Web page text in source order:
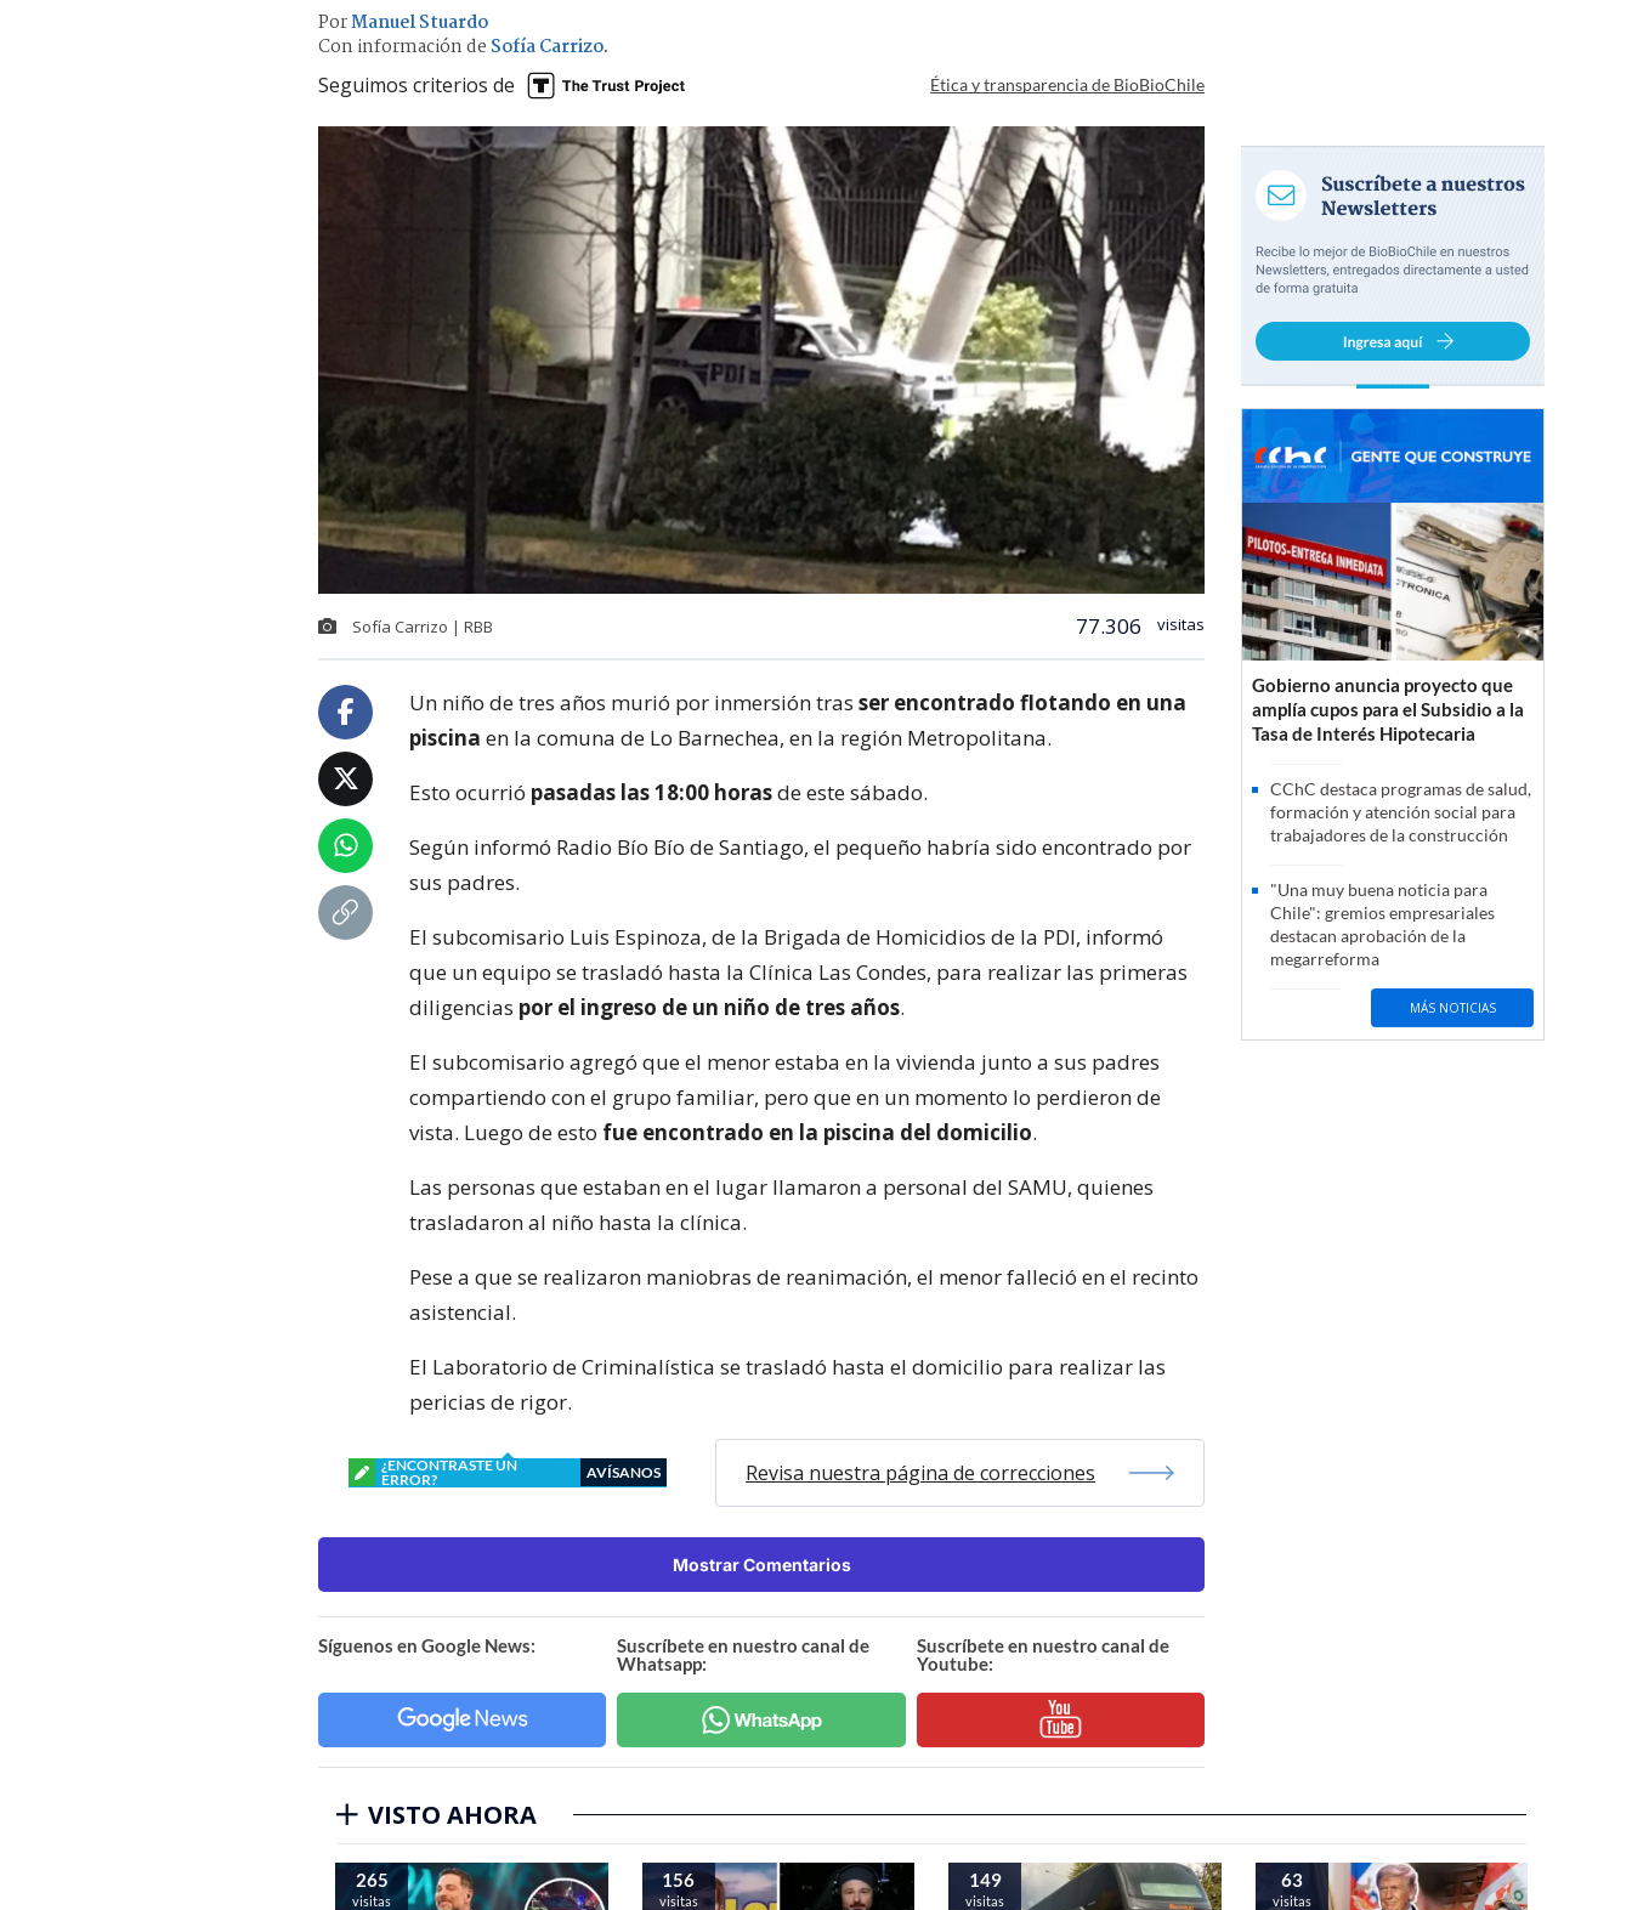
PorManuel Stuardo
Con información de Sofía Carrizo.
Seguimos criterios de Ética y transparencia de BioBioChile
Sofía Carrizo | RBB 77.306 visitas
Un niño de tres años murió por inmersión tras ser encontrado flotando en una
piscina en la comuna de Lo Barnechea, en la región Metropolitana.
Esto ocurrió pasadas las 18:00 horasde este sábado.
Según informó Radio Bío Bío de Santiago, el pequeño habría sido encontrado por
sus padres.
El subcomisario Luis Espinoza, de la Brigada de Homicidios de la PDI, informó
que un equipo se trasladó hasta la Clínica Las Condes, para realizar las primeras
diligencias por el ingreso de un niño de tres años.
El subcomisario agregó que el menor estaba en la vivienda junto a sus padres
compartiendo con el grupo familiar, pero que en un momento lo perdieron de
vista. Luego de esto fue encontrado en la piscina del domicilio.
Las personas que estaban en el lugar llamaron a personal del SAMU, quienes
trasladaron al niño hasta la clínica.
Pese a que se realizaron maniobras de reanimación, el menor falleció en el recinto
asistencial.
El Laboratorio de Criminalística se trasladó hasta el domicilio para realizar las
pericias de rigor.
¿ENCONTRASTE UN
ERROR?
AVÍSANOS Revisa nuestra página de correcciones
Mostrar Comentarios
Síguenos en Google News:
Suscríbete en nuestro canal de
Whatsapp:
Suscríbete en nuestro canal de
Youtube:
Gobierno anuncia proyecto que
amplía cupos para el Subsidio a la
Tasa de Interés Hipotecaria
CChC destaca programas de salud,
formación y atención social para
trabajadores de la construcción
"Una muy buena noticia para
Chile": gremios empresariales
destacan aprobación de la
megarreforma
MÁS NOTICIAS
VISTO AHORA
265
visitas
156
visitas
149
visitas
63
visitas